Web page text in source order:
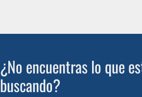
¿No encuentras lo que
buscando?